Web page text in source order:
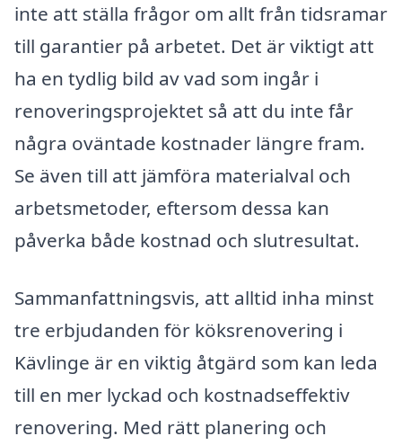
inte att ställa frågor om allt från tidsramar
till garantier på arbetet. Det är viktigt att
ha en tydlig bild av vad som ingår i
renoveringsprojektet så att du inte får
några oväntade kostnader längre fram.
Se även till att jämföra materialval och
arbetsmetoder, eftersom dessa kan
påverka både kostnad och slutresultat.
Sammanfattningsvis, att alltid inha minst
tre erbjudanden för köksrenovering i
Kävlinge är en viktig åtgärd som kan leda
till en mer lyckad och kostnadseffektiv
renovering. Med rätt planering och